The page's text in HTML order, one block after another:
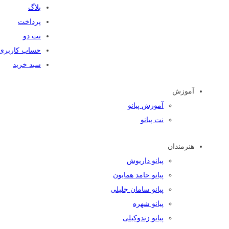
بلاگ
پرداخت
نت دو
حساب
سبد خرید
آموزش
آموزش پیانو
نت پیانو
هنرمندان
پیانو داریوش
پیانو حامد همایون
پیانو سامان جلیلی
پیانو شهره
پیانو زندوکیلی